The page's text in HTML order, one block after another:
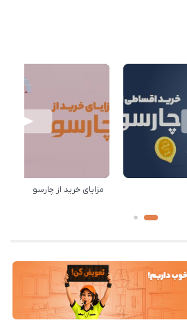
مزایای خرید از چارسو